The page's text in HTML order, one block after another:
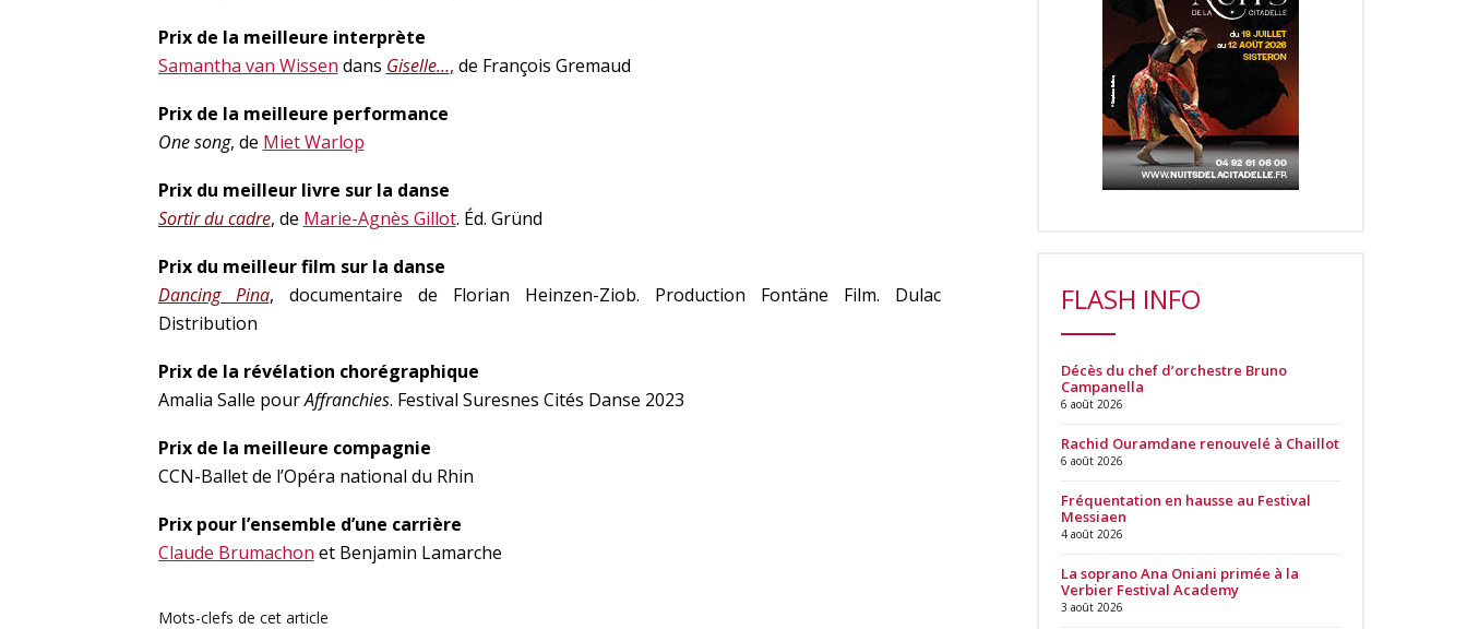
Prix de la meilleure interprète
Samantha van Wissen dans Giselle…, de François Gremaud
Prix de la meilleure performance
One song, de Miet Warlop
Prix du meilleur livre sur la danse
Sortir du cadre, de Marie-Agnès Gillot. Éd. Gründ
Prix du meilleur film sur la danse
Dancing Pina, documentaire de Florian Heinzen-Ziob. Production Fontäne Film. Dulac
Distribution
Prix de la révélation chorégraphique
Amalia Salle pourAffranchies. Festival Suresnes Cités Danse 2023
Prix de la meilleure compagnie
CCN-Ballet de l’Opéra national du Rhin
Prix pour l’ensemble d’une carrière
Claude Brumachon et Benjamin Lamarche
Mots-clefs de cet article
FLASH INFO
Décès du chef d’orchestre Bruno
Campanella
6 août 2026
Rachid Ouramdane renouvelé à Chaillot
6 août 2026
Fréquentation en hausse au Festival
Messiaen
4 août 2026
La soprano Ana Oniani primée à la
Verbier Festival Academy
3 août 2026